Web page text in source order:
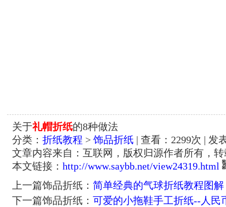
关于礼帽折纸的8种做法
分类： 折纸教程 > 饰品折纸 | 查看： 2299次 | 发
文章内容来自：互联网，版权归源作者所有，
本文链接： http://www.saybb.net/view24319.html
上一篇饰品折纸： 简单经典的气球折纸教程图解
下一篇饰品折纸： 可爱的小拖鞋手工折纸--人民